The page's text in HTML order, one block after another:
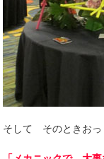
そして そのときおっ